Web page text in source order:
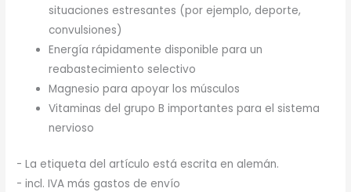
situaciones estresantes (por ejemplo, deporte,
convulsiones)
Energía rápidamente disponible para un
reabastecimiento selectivo
Magnesio para apoyar los músculos
Vitaminas del grupo B importantes para el sistema
nervioso
- La etiqueta del artículo está escrita en alemán.
- incl. IVA más gastos de envío